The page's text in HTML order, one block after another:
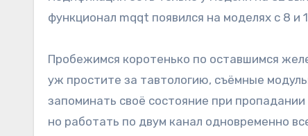
функционал mqqt появился на моделях с 8
Пробежимся коротенько по оставшимся
уж простите за тавтологию, съёмные
запоминать своё состояние при
но работать по двум канал одновременно